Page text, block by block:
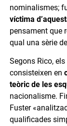
nominalismes;
víctima
pensament que
qual una sèrie
Segons Rico,
consisteixen en
teòric de les
nacionalisme.
Fuster
qualificades